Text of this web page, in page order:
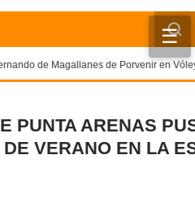
☰
✕
de Magallanes de Porvenir en
PUNTA ARENAS
VERANO EN LA